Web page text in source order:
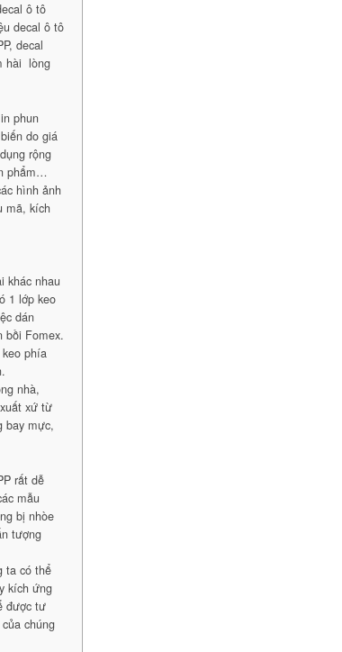
ô tô
decal ô tô
decal
hài lòng
phun
do giá
rộng
phẩm…
hình ảnh
mã, kích
khác nhau
1 lớp keo
dán
bồi Fomex.
phía
nhà,
xứ từ
bay mực,
rất dễ
mẫu
bị nhòe
tượng
ta có thể
kích ứng
được tư
chúng